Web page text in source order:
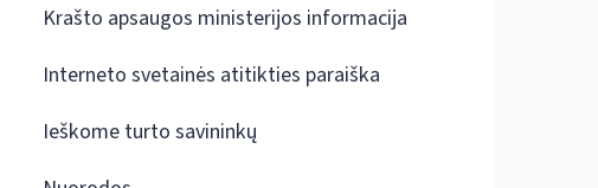
Krašto apsaugos ministerijos informacija
Interneto svetainės atitikties paraiška
Ieškome turto savininkų